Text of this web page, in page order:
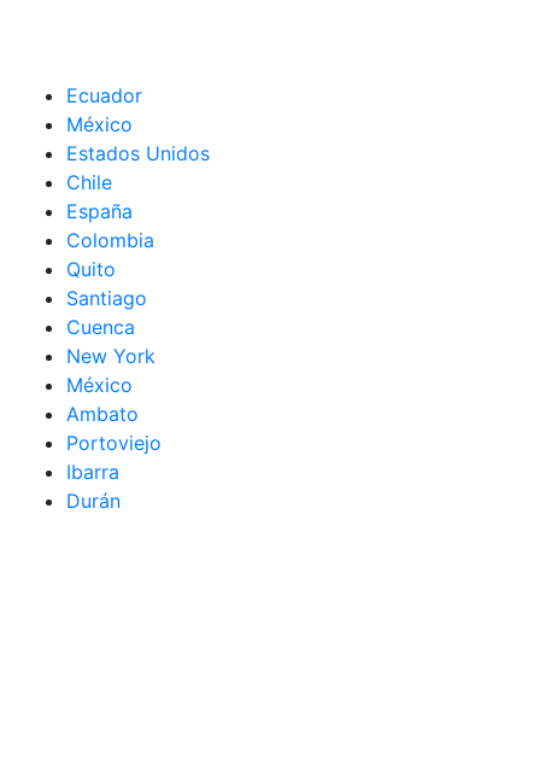
Ecuador
México
Estados Unidos
Chile
España
Colombia
Quito
Santiago
Cuenca
New York
México
Ambato
Portoviejo
Ibarra
Durán